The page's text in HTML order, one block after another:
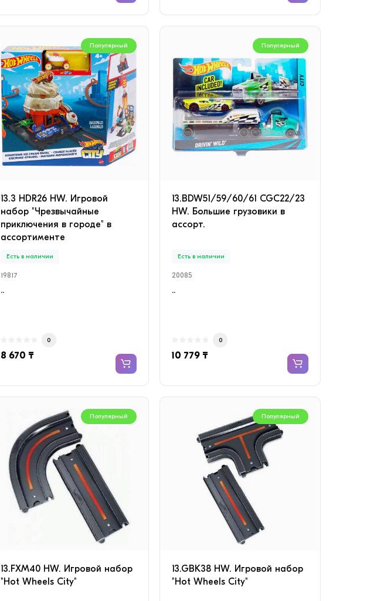
Популярный
13.3 HDR26 HW. Игровой
набор "Чрезвычайные
приключения в городе" в
ассортименте
Есть в наличии
19817
..
0
8 670 ₸
Популярный
13.BDW51/59/60/61 CGC22/23
HW. Большие грузовики в
ассорт.
Есть в наличии
20085
..
0
10 779 ₸
Популярный
13.FXM40 HW. Игровой набор
"Hot Wheels City"
Популярный
13.GBK38 HW. Игровой набор
"Hot Wheels City"